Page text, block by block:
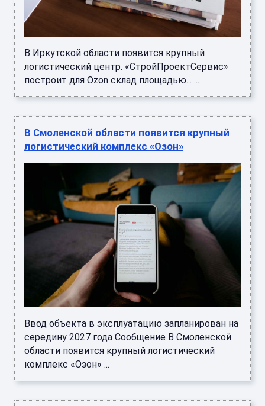
В Иркутской области появится крупный
логистический центр. «СтройПроектСервис»
построит для Ozon склад площадью... ...
В Смоленской области появится крупный
логистический комплекс «Озон»
Ввод объекта в эксплуатацию запланирован на
середину 2027 года Сообщение В Смоленской
области появится крупный логистический
комплекс «Озон» ...